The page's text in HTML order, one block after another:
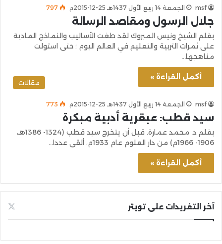
msf الجمعة 14 ربيع الأول 1437هـ 25-12-2015م 797
جلال الرسول ومقاصد الرسالة
بقلم الشيخ ونيس المبروك لقد طغت الأساليب والنماذج المادية
على ثمرات التربية والتعليم في العالم اليوم ؛ حتى استولت
مناهجها…
أكمل القراءة »
مقالات
msf الجمعة 14 ربيع الأول 1437هـ 25-12-2015م 773
سيد قطب: عبقرية أدبية مبكرة
بقلم د. محمد عمارة. قبل أن يتخرج سيد قطب (1324- 1386هـ،
1906- 1966م) من دار العلوم عام 1933م، ألقى عددا…
أكمل القراءة »
آخر التغريدات على تويتر